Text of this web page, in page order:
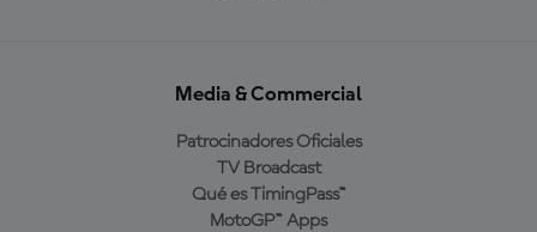
Media & Commercial
Patrocinadores Oficiales
TV Broadcast
Qué es TimingPass™
MotoGP™ Apps